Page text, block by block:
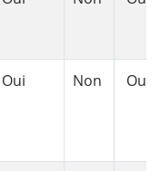
Oui Non Oui